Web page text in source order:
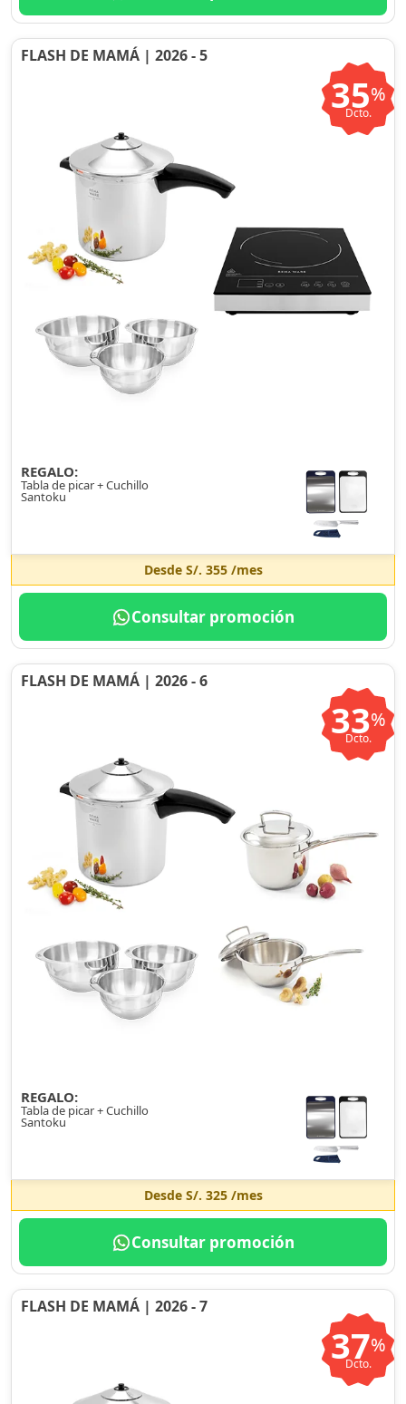
FLASH DE MAMÁ | 2026 - 5
35%
Dcto.
REGALO:
Tabla de picar + Cuchillo
Santoku
Desde S/. 355/mes
Consultar promoción
FLASH DE MAMÁ | 2026 - 6
33%
Dcto.
REGALO:
Tabla de picar + Cuchillo
Santoku
Desde S/. 325/mes
Consultar promoción
FLASH DE MAMÁ | 2026 - 7
37%
Dcto.